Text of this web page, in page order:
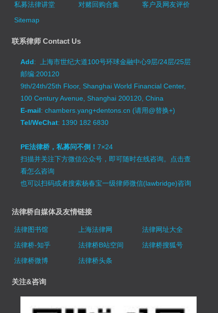
私募法律讲堂
对赌回购合集
客户及网友评价
Sitemap
联系律师 Contact Us
Add: 上海市世纪大道100号环球金融中心9层/24层/25层
邮编:200120
9th/24th/25th Floor, Shanghai World Financial Center,
100 Century Avenue, Shanghai 200120, China
E-mail: chambers.yang+dentons.cn (请用@替换+)
Tel/WeChat: 1390 182 6830
PE法律桥，私募问不倒！7×24
扫描并关注下方微信公众号，即可随时在线咨询。 点击查
看怎么咨询
也可以扫码或者搜索杨春宝一级律师微信(lawbridge)咨询
法律桥自媒体及友情链接
法律图书馆 上海法律网
法律网址大全
法律桥-知乎
法律桥B站空间
法律桥搜狐号
法律桥微博
法律桥头条
关注&咨询